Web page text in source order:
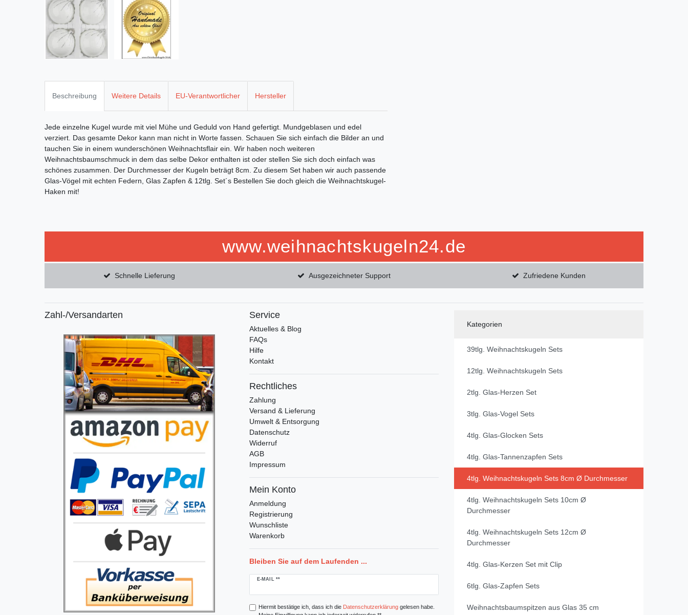
Beschreibung Weitere Details EU-Verantwortlicher Hersteller
Jede einzelne Kugel wurde mit viel Mühe und Geduld von Hand gefertigt. Mundgeblasen und edel
verziert. Das gesamte Dekor kann man nicht in Worte fassen. Schauen Sie sich einfach die Bilder an und
tauchen Sie in einem wunderschönen Weihnachtsflair ein. Wir haben noch weiteren
Weihnachtsbaumschmuck in dem das selbe Dekor enthalten ist oder stellen Sie sich doch einfach was
schönes zusammen. Der Durchmesser der Kugeln beträgt 8cm. Zu diesem Set haben wir auch passende
Glas-Vögel mit echten Federn, Glas Zapfen & 12tlg. Set´s Bestellen Sie doch gleich die Weihnachtskugel-
Haken mit!
www.weihnachtskugeln24.de
Schnelle Lieferung Ausgezeichneter Support Zufriedene Kunden
Zahl-/Versandarten Service
Aktuelles & Blog
FAQs
Hilfe
Kontakt
Rechtliches
Zahlung
Versand & Lieferung
Umwelt & Entsorgung
Datenschutz
Widerruf
AGB
Impressum
Mein Konto
Anmeldung
Registrierung
Wunschliste
Warenkorb
Bleiben Sie auf dem Laufenden ...
E-MAIL **
Newsletter
Hiermit bestätige ich, dass ich die Daten­schutz­erklärunggelesen habe.
Kategorien
39tlg. Weihnachtskugeln Sets
12tlg. Weihnachtskugeln Sets
2tlg. Glas-Herzen Set
3tlg. Glas-Vogel Sets
4tlg. Glas-Glocken Sets
4tlg. Glas-Tannenzapfen Sets
4tlg. Weihnachtskugeln Sets 8cm Ø Durchmesser
4tlg. Weihnachtskugeln Sets 10cm Ø
Durchmesser
4tlg. Weihnachtskugeln Sets 12cm Ø
Durchmesser
4tlg. Glas-Kerzen Set mit Clip
6tlg. Glas-Zapfen Sets
Weihnachtsbaumspitzen aus Glas 35 cm